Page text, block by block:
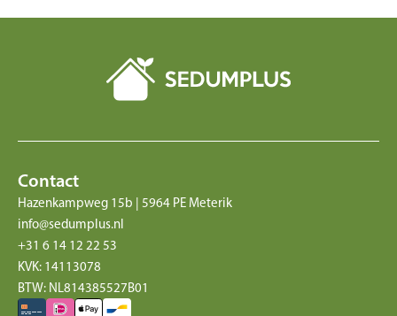
Contact
Hazenkampweg 15b | 5964 PE Meterik
info@sedumplus.nl
+31 6 14 12 22 53
KVK: 14113078
BTW: NL814385527B01